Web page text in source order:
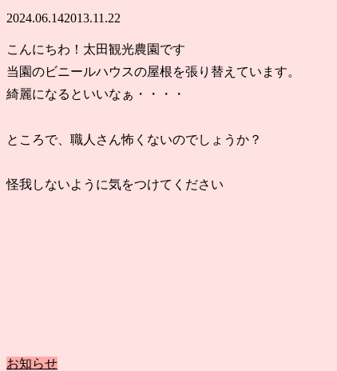
2024.06.142013.11.22
こんにちわ！太田観光農園です
当園のビニールハウスの屋根を張り替えています。
綺麗になるといいなぁ・・・・
ところで、職人さん怖くないのでしょうか？
怪我しないように気をつけてください
お知らせ